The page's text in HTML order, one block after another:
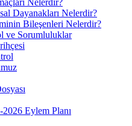
Dayanakları Nelerdir?
Bileşenleri Nelerdir?
ve Sorumluluklar
2026 Eylem Planı